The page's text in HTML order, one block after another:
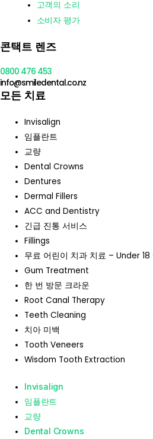
고객의 소리
소비자 평가
콘택트 렌즈
0800 476 453
info@smiledental.co.nz
모든 치료
Invisalign
임플란트
교량
Dental Crowns
Dentures
Dermal Fillers
ACC and Dentistry
긴급 진통 서비스
Fillings
무료 어린이 치과 치료 – Under 18
Gum Treatment
한 번 방문 크라운
Root Canal Therapy
Teeth Cleaning
치아 미백
Tooth Veneers
Wisdom Tooth Extraction
Invisalign
임플란트
교량
Dental Crowns